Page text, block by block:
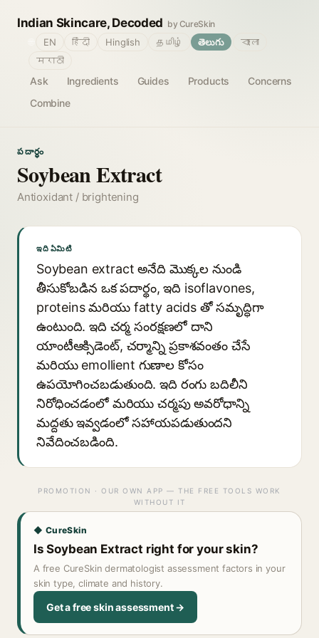
Indian Skincare, Decoded by CureSkin
Ask Ingredients Guides Products
Concerns
Combine
EN हिंदी Hinglish தமிழ் తెలుగు
বাংলা
मराठी
పదార్థం
Soybean Extract
Antioxidant / brightening
ఇది ఏమిటి
Soybean extract అనేది మొక్కల నుండి
తీసుకోబడిన ఒక పదార్థం, ఇది isoflavones,
proteins మరియు fatty acids తో సమృద్ధిగా
ఉంటుంది. ఇది చర్మ సంరక్షణలో దాని
యాంటీఆక్సిడెంట్, చర్మాన్ని ప్రకాశవంతం చేసే
మరియు emollient గుణాల కోసం
ఉపయోగించబడుతుంది. ఇది రంగు బదిలీని
నిరోధించడంలో మరియు చర్మపు అవరోధాన్ని
మద్దతు ఇవ్వడంలో సహాయపడుతుందని
నివేదించబడింది.
PROMOTION · OUR OWN APP — THE FREE TOOLS WORK
WITHOUT IT
◆ CureSkin
Is Soybean Extract right for your skin?
A free CureSkin dermatologist assessment factors in your
skin type, climate and history.
Get a free skin assessment →